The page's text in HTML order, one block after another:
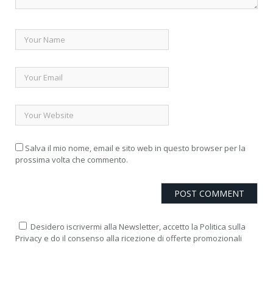
Salva il mio nome, email e sito web in questo browser per la
prossima volta che commento.
Desidero iscrivermi alla Newsletter, accetto la Politica sulla
Privacy e do il consenso alla ricezione di offerte promozionali